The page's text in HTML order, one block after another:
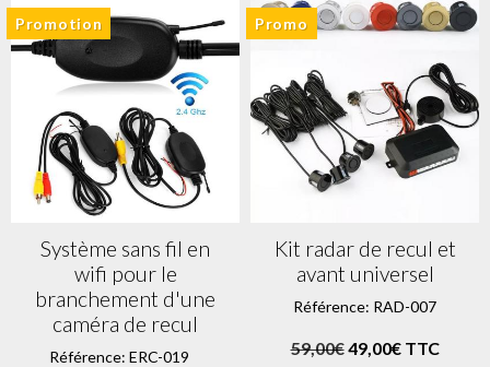
Promotion
Système sans fil en
wifi pour le
branchement d'une
caméra de recul
Référence: ERC-019
Promo
Kit radar de recul et
avant universel
Référence: RAD-007
59,00€49,00€ TTC